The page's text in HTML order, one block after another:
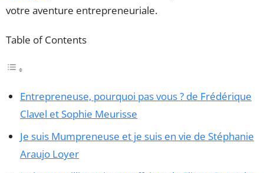
votre aventure entrepreneuriale.
Table of Contents
Entrepreneuse, pourquoi pas vous ? de Frédérique
Clavel et Sophie Meurisse
Je suis Mumpreneuse et je suis en vie de Stéphanie
Araujo Loyer